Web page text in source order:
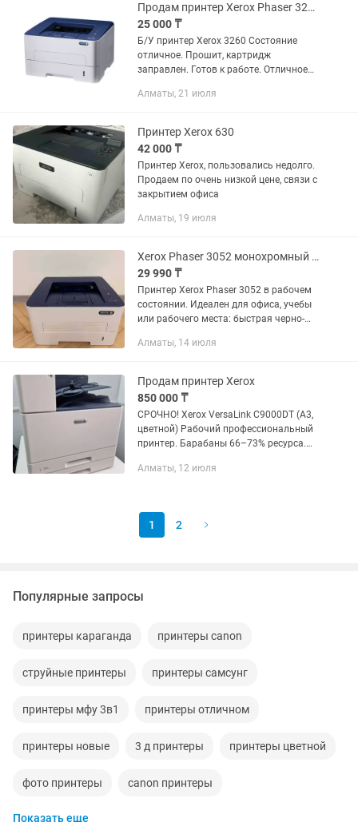
Продам принтер Xerox Phaser 3260
25 000 ₸
Б/У принтер Xerox 3260 Состояние
отличное. Прошит, картридж
заправлен. Готов к работе. Отличное
Алматы, 21 июля
Принтер Xerox 630
42 000 ₸
Принтер Xerox, пользовались недолго.
Продаем по очень низкой цене, связи с
закрытием офиса
Алматы, 19 июля
Xerox Phaser 3052 монохромный лазер USBLANWiFi Принтер
29 990 ₸
Принтер Xerox Phaser 3052 в рабочем
состоянии. Идеален для офиса, учебы
или рабочего места: быстрая черно-
Характеристики: - Черно-белая
Алматы, 14 июля
Продам принтер Xerox
850 000 ₸
СРОЧНО! Xerox VersaLink C9000DT (A3,
цветной) Рабочий профессиональный
принтер. Барабаны 66–73% ресурса.
Цена с учётом вложений Подойдёт
Алматы, 12 июля
1 2
Популярные запросы
принтеры караганда принтеры canon
струйные принтеры принтеры самсунг
принтеры мфу 3в1 принтеры отличном
принтеры новые 3 д принтеры принтеры цветной
фото принтеры canon принтеры
Показать еще